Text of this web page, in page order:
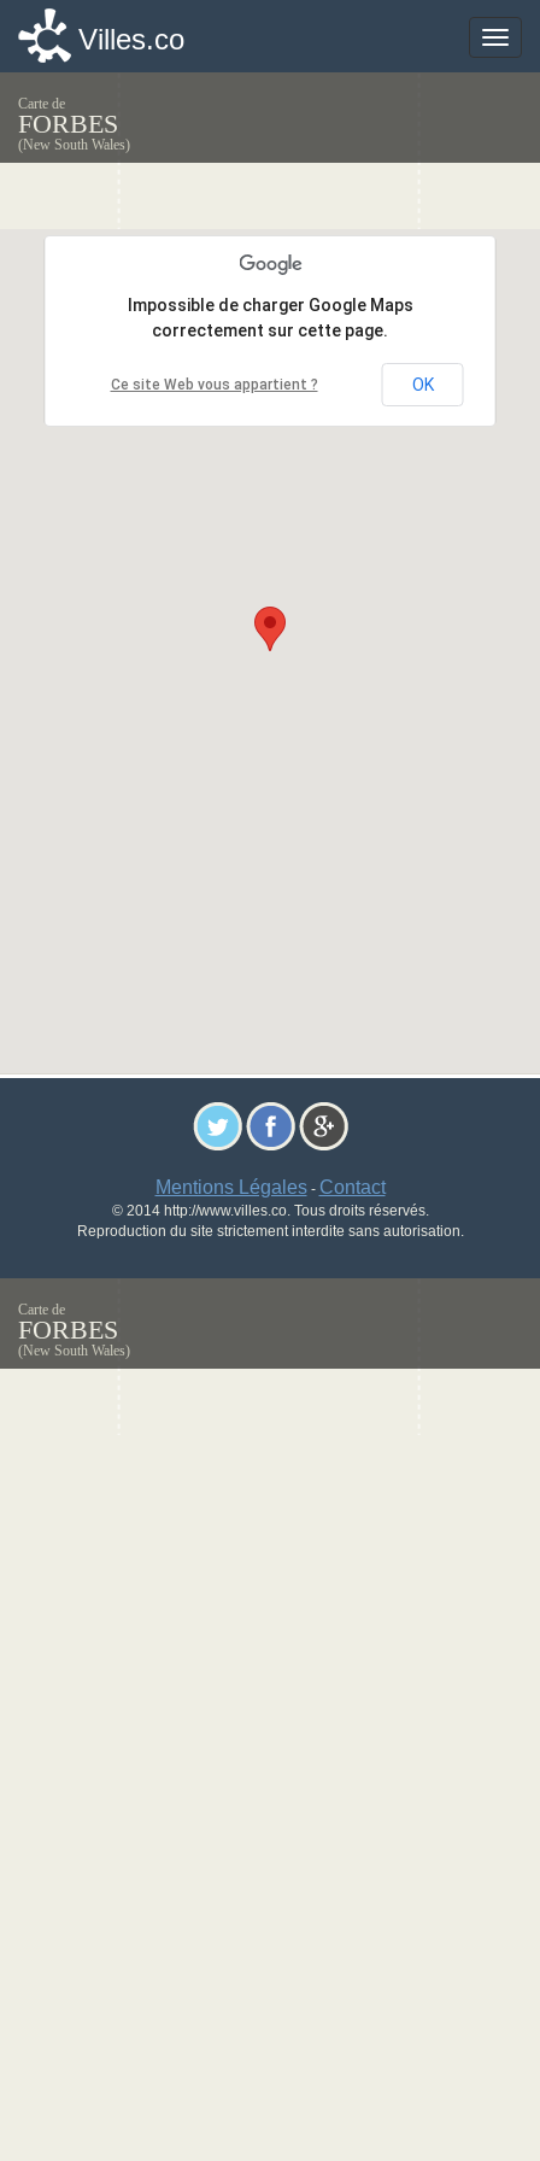
Toggle
Villes.co
Carte de
FORBES
(New South Wales)
Impossible de charger Google Maps
correctement sur cette page.
Ce site Web vous appartient ? OK
Impossible de charger Google Maps
correctement sur cette page.
Ce site Web vous appartient ? OK
Mentions Légales- Contact
© 2014 http://www.villes.co. Tous droits réservés.
Reproduction du site strictement interdite sans autorisation.
Toggle
Villes.co
Carte de
FORBES
(New South Wales)